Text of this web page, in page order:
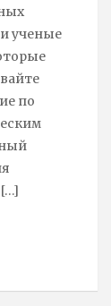
ученые
по
[…]